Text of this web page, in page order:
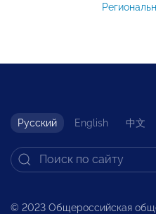
Русский English 中文
© 2023 Общероссийская